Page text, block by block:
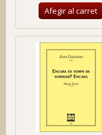
Afegir al carret